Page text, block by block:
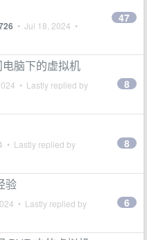
• Jul 18, 2024 •
47
脑下的虚拟机
• Lastly replied by 8
• Lastly replied by 8
验
• Lastly replied by 6